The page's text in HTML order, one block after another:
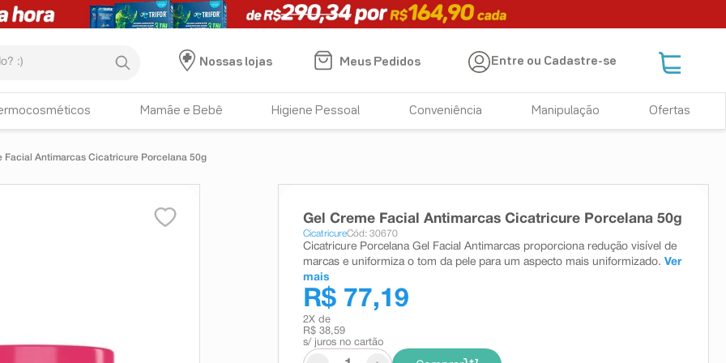
Nossas lojas
Meus Pedidos Entre ou Cadastre-se
Mamãe e Bebê Higiene Pessoal Conveniência Manipulação Ofertas
Facial Antimarcas Cicatricure Porcelana 50g
Gel Creme Facial Antimarcas Cicatricure Porcelana 50g
CicatricureCód: 30670
Cicatricure Porcelana Gel Facial Antimarcas proporciona redução visível de
marcas e uniformiza o tom da pele para um aspecto mais uniformizado. Ver
mais
R$ 77,19
2X de
R$ 38,59
s/ juros no cartão